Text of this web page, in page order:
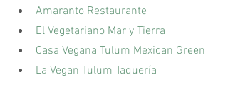
Amaranto Restaurante
El Vegetariano Mar y Tierra
Casa Vegana Tulum Mexican Green
La Vegan Tulum Taquería